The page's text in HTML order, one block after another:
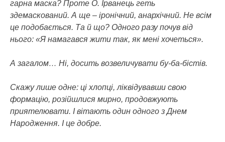
гарна маска? Проте О. Ірванець геть
здемаскований. А ще – іронічний, анархічний. Не всім
це подобається. Та й що? Одного разу почув від
нього: «Я намагався жити так, як мені хочеться».
А загалом… Ні, досить возвеличувати бу-ба-бістів.
Скажу лише одне: ці хлопці, ліквідувавши свою
формацію, розійшлися мирно, продовжують
приятелювати. І вітають один одного з Днем
Народження. І це добре.